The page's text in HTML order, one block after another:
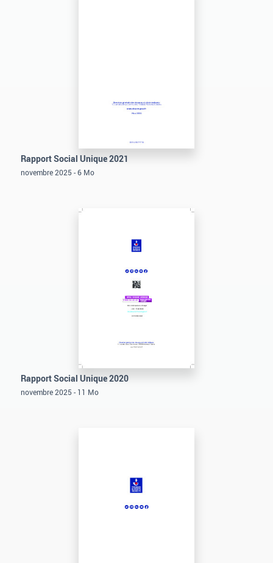
Rapport Social Unique 2021
novembre 2025 - 6 Mo
Rapport Social Unique 2020
novembre 2025 - 11 Mo